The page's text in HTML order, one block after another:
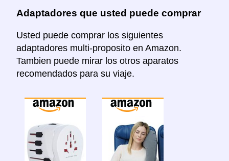
Adaptadores que usted puede comprar
Usted puede comprar los siguientes
adaptadores multi-proposito en Amazon.
Tambien puede mirar los otros aparatos
recomendados para su viaje.